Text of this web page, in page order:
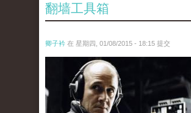
翻墙工具箱
卿子衿 在 星期四, 01/08/2015 - 18:15 提交
5581912431_b9e9e29f8f_z.jpg